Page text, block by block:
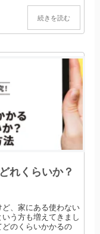
続きを読む
れくらいか？
、家にある使わない
う方も増えてきまし
のくらいかかるの